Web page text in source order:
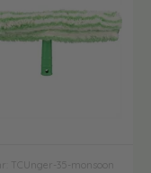
TCUnger-35-monsoon